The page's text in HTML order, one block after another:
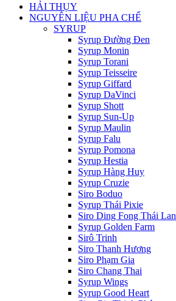
HẢI THỤY
NGUYÊN LIỆU PHA CHẾ
SYRUP
Syrup Đường Đen
Syrup Monin
Syrup Torani
Syrup Teisseire
Syrup Giffard
Syrup DaVinci
Syrup Shott
Syrup Sun-Up
Syrup Maulin
Syrup Falu
Syrup Pomona
Syrup Hestia
Syrup Hàng Huy
Syrup Cruzie
Siro Boduo
Syrup Thái Pixie
Siro Ding Fong Thái Lan
Syrup Golden Farm
Sirô Trinh
Siro Thanh Hương
Siro Phạm Gia
Siro Chang Thai
Syrup Wings
Syrup Good Heart